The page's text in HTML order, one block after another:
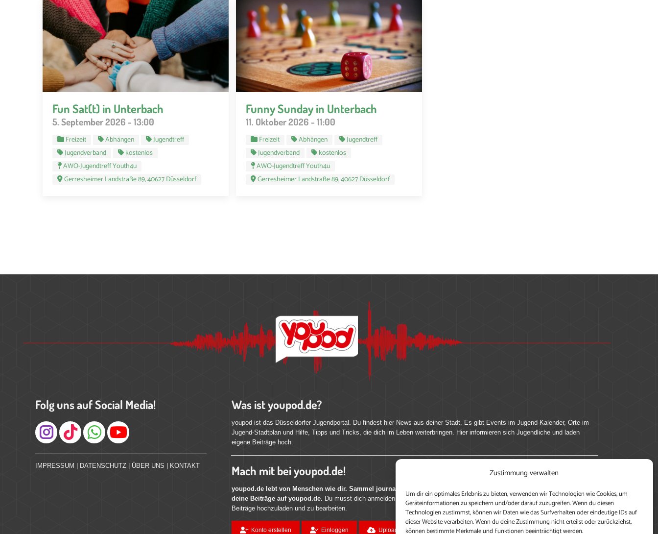
Zustimmung verwalten
Um dir ein optimales Erlebnis zu bieten, verwenden wir Technologien wie Cookies, um
Geräteinformationen zu speichern und/oder darauf zuzugreifen. Wenn du diesen
Technologien zustimmst, können wir Daten wie das Surfverhalten oder eindeutige IDs auf
dieser Website verarbeiten. Wenn du deine Zustimmung nicht erteilst oder zurückziehst,
können bestimmte Merkmale und Funktionen beeinträchtigt werden.
Fun Sat(t) in Unterbach
5. September 2026 - 13:00
Freizeit Abhängen
Jugendtreff
Jugendverband
kostenlos
AWO-Jugendtreff Youth4u
Gerresheimer Landstraße 89, 40627 Düsseldorf
Funny Sunday in Unterbach
11. Oktober 2026 - 11:00
Freizeit Abhängen
Jugendtreff
Jugendverband
kostenlos
AWO-Jugendtreff Youth4u
Gerresheimer Landstraße 89, 40627 Düsseldorf
Folg uns auf Social Media!
Instagram
IMPRESSUM DATENSCHUTZ ÜBER UNS KONTAKT
Was ist youpod.de?
youpod ist das Düsseldorfer Jugendportal. Du findest hier News aus deiner Stadt. Es gibt Events im Jugend-Kalender, Orte im
Jugend-Stadtplan und Hilfe, Tipps und Tricks, die dich im Leben weiterbringen. Hier informieren sich Jugendliche und laden
eigene Beiträge hoch.
Mach mit bei youpod.de!
youpod.de lebt von Menschen wie dir. Sammel journalistische Erfahrung, teile deine Perspektive und veröffentliche
deine Beiträge auf youpod.de. Du musst dich anmelden, um alle Funktionen nutzen zu können, ein Profil anzulegen, eigene
Beiträge hochzuladen und zu bearbeiten.
Konto erstellen Einloggen Upload ohne Login